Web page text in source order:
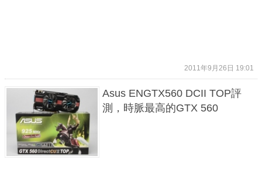
2011年9月26日 19:01
Asus ENGTX560 DCII TOP評
測，時脈最高的GTX 560